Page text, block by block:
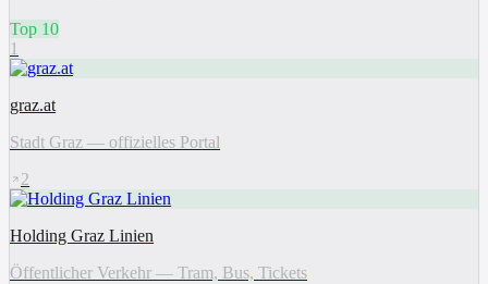
Top 10
1
graz.at
Stadt Graz — offizielles Portal
2
Holding Graz Linien
Öffentlicher Verkehr — Tram, Bus, Tickets